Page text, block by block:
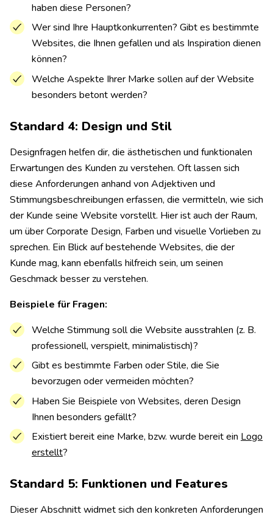
haben diese Personen?
Wer sind Ihre Hauptkonkurrenten? Gibt es bestimmte
Websites, die Ihnen gefallen und als Inspiration dienen
können?
Welche Aspekte Ihrer Marke sollen auf der Website
besonders betont werden?
Standard 4: Design und Stil
Designfragen helfen dir, die ästhetischen und funktionalen
Erwartungen des Kunden zu verstehen. Oft lassen sich
diese Anforderungen anhand von Adjektiven und
Stimmungsbeschreibungen erfassen, die vermitteln, wie sich
der Kunde seine Website vorstellt. Hier ist auch der Raum,
um über Corporate Design, Farben und visuelle Vorlieben zu
sprechen. Ein Blick auf bestehende Websites, die der
Kunde mag, kann ebenfalls hilfreich sein, um seinen
Geschmack besser zu verstehen.
Beispiele für Fragen:
Welche Stimmung soll die Website ausstrahlen (z. B.
professionell, verspielt, minimalistisch)?
Gibt es bestimmte Farben oder Stile, die Sie
bevorzugen oder vermeiden möchten?
Haben Sie Beispiele von Websites, deren Design
Ihnen besonders gefällt?
Existiert bereit eine Marke, bzw. wurde bereit ein Logo
erstellt?
Standard 5: Funktionen und Features
Dieser Abschnitt widmet sich den konkreten Anforderungen